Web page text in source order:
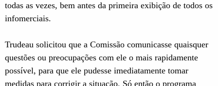
todas as vezes, bem antes da primeira exibição de todos os
infomerciais.
Trudeau solicitou que a Comissão comunicasse quaisquer
questões ou preocupações com ele o mais rapidamente
possível, para que ele pudesse imediatamente tomar
medidas para corrigir a situação. Só então o programa